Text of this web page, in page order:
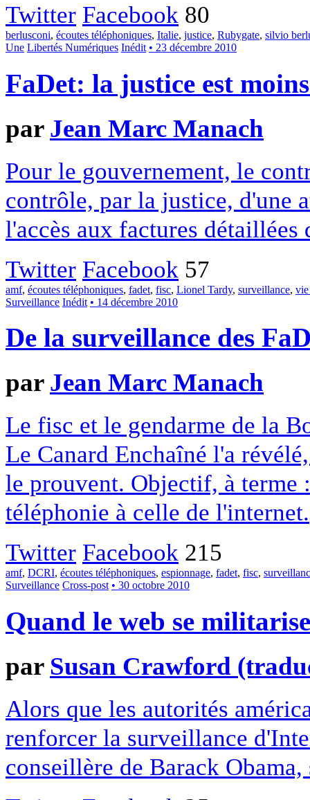
Twitter Facebook 80
berlusconi, écoutes téléphoniques, Italie, justice, Rubygate, silvio
Une Libertés Numériques Inédit • 23 décembre 2010
FaDet: la justice est
par Jean Marc Manach
Pour le gouvernement, le
contrôle, par la justice, d'une
l'accès aux factures détaillées
Twitter Facebook 57
amf, écoutes téléphoniques, fadet, fisc, Lionel Tardy, surveillance,
Surveillance Inédit • 14 décembre 2010
De la surveillance des
par Jean Marc Manach
Le fisc et le gendarme de la
Le Canard Enchaîné l'a
le prouvent. Objectif, à terme
téléphonie à celle de l'internet.
Twitter Facebook 215
amf, DCRI, écoutes téléphoniques, espionnage, fadet, fisc,
Surveillance Cross-post • 30 octobre 2010
Quand le web se militarise
par Susan Crawford
Alors que les autorités
renforcer la surveillance
conseillère de Barack